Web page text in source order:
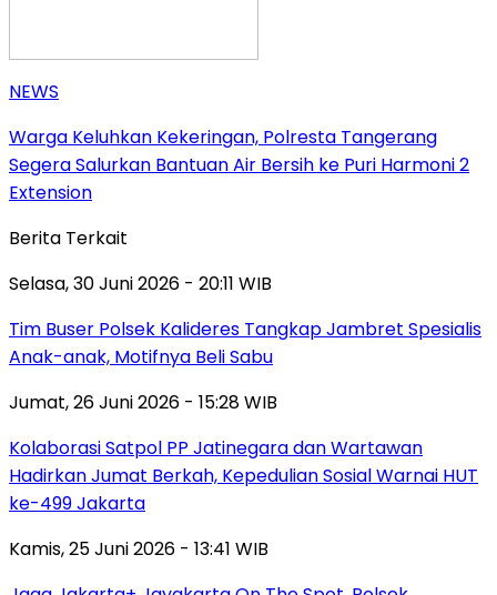
NEWS
Warga Keluhkan Kekeringan, Polresta Tangerang
Segera Salurkan Bantuan Air Bersih ke Puri Harmoni 2
Extension
Berita Terkait
Selasa, 30 Juni 2026 - 20:11 WIB
Tim Buser Polsek Kalideres Tangkap Jambret Spesialis
Anak-anak, Motifnya Beli Sabu
Jumat, 26 Juni 2026 - 15:28 WIB
Kolaborasi Satpol PP Jatinegara dan Wartawan
Hadirkan Jumat Berkah, Kepedulian Sosial Warnai HUT
ke-499 Jakarta
Kamis, 25 Juni 2026 - 13:41 WIB